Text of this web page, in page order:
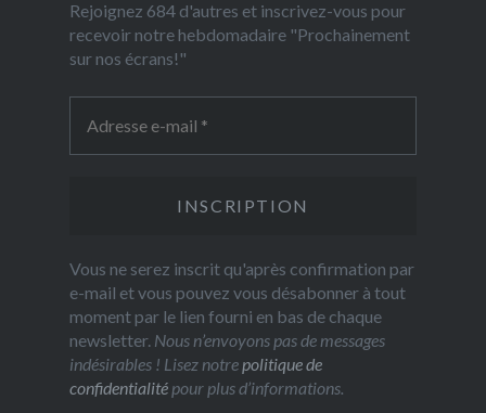
Rejoignez 684 d'autres et inscrivez-vous pour
recevoir notre hebdomadaire "Prochainement
sur nos écrans!"
Vous ne serez inscrit qu'après confirmation par
e-mail et vous pouvez vous désabonner à tout
moment par le lien fourni en bas de chaque
newsletter. Nous n’envoyons pas de messages
indésirables ! Lisez notrepolitique de
confidentialitépour plus d’informations.